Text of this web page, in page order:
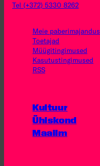
Tel (+372) 5330 8262
Meie paberimajandus
Toetajad
Müügitingimused
Kasutus­tingimused
RSS
Kultuur
Ühiskond
Maailm